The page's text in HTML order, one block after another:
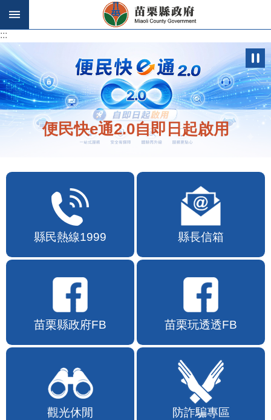
跳到主要內容區塊
:::
:::
便民快e通2.0自即日起啟用
縣民熱線1999 縣長信箱
苗栗縣政府FB 苗栗玩透透FB
觀光休閒 防詐騙專區